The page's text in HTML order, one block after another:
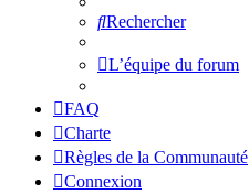
Rechercher
L’équipe du forum
FAQ
Charte
Règles de la Communauté
Connexion